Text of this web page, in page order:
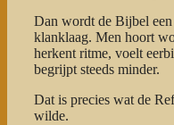
Dan wordt de Bijbel
klanklaag. Men hoort
herkent ritme, voelt
begrijpt steeds minder.
Dat is precies wat de
wilde.